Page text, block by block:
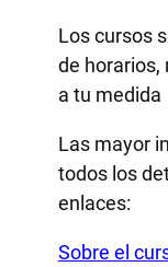
Los cursos
de horarios,
a tu medida
Las mayor
todos los
enlaces:
Sobre el